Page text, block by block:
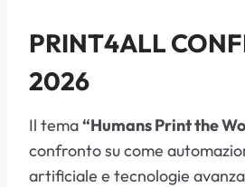
PRINT4ALL
2026
Il tema“Humans Print the
confronto su come
artificiale e tecnologie